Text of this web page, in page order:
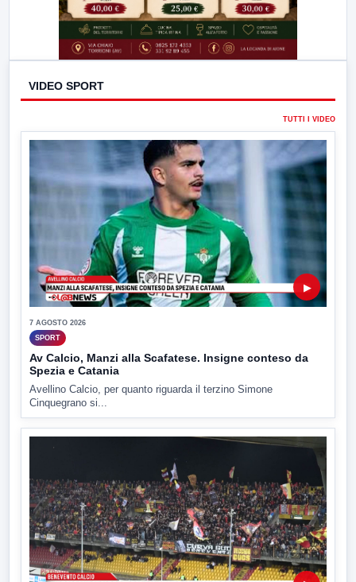
VIDEO SPORT
TUTTI I VIDEO
▶
7 AGOSTO 2026
SPORT
Av Calcio, Manzi alla Scafatese. Insigne conteso da
Spezia e Catania
Avellino Calcio, per quanto riguarda il terzino Simone
Cinquegrano si...